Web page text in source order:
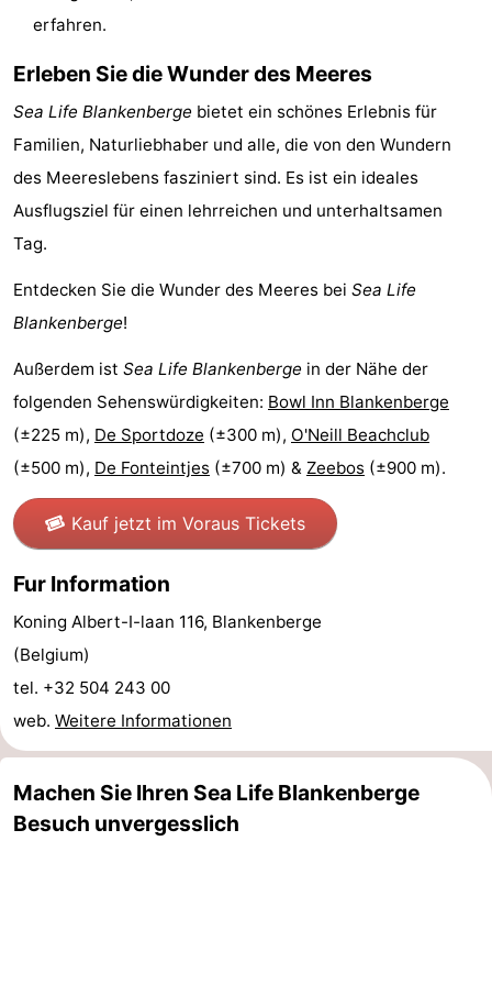
Parken
-
Küstetram
Medizin
Adressen
Region
Vlaanderen
-
Nieuwvliet
-
Sluis
-
Cadzand
-
Natur
Het
Zwin
Westflandern
-
Brügge
-
Gent
-
Ypern
Die
Küste
-
Het
Knokke-
-
erfahren.
Erleben Sie die Wunder des Meeres
Sea Life Blankenberge bietet ein schönes Erlebnis für
Familien, Naturliebhaber und alle, die von den Wundern
des Meereslebens fasziniert sind. Es ist ein ideales
Ausflugsziel für einen lehrreichen und unterhaltsamen
Tag.
Entdecken Sie die Wunder des Meeres bei Sea Life
Blankenberge!
Außerdem ist Sea Life Blankenberge in der Nähe der
folgenden Sehenswürdigkeiten: Bowl Inn Blankenberge
(±225 m), De Sportdoze (±300 m), O'Neill Beachclub
(±500 m), De Fonteintjes (±700 m) & Zeebos (±900 m).
Kauf jetzt im Voraus Tickets
Fur Information
Koning Albert-I-laan 116, Blankenberge
(Belgium)
tel. +32 504 243 00
web. Weitere Informationen
Machen Sie Ihren Sea Life Blankenberge
Besuch unvergesslich